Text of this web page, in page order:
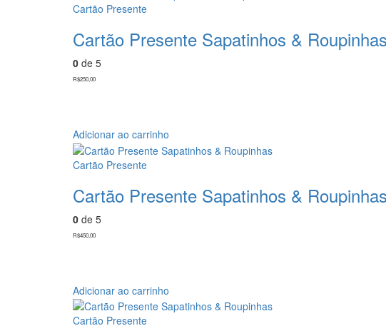
Cartão Presente
Cartão Presente Sapatinhos & Roupinhas
0 de 5
R$250,00
Adicionar ao carrinho
Cartão Presente
Cartão Presente Sapatinhos & Roupinhas
0 de 5
R$450,00
Adicionar ao carrinho
Cartão Presente